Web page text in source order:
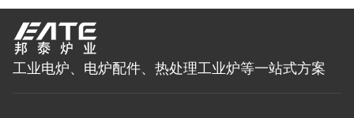
工业电炉、电炉配件、热处理工业炉等一站式方案